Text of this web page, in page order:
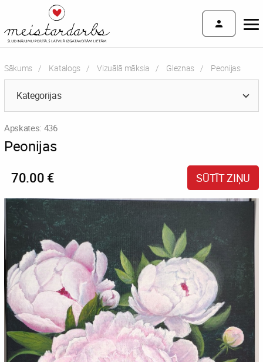
Sākums Katalogs Vizuālā māksla Gleznas Current:
Peonijas
Kategorijas
Apskates: 436
Peonijas
70.00 € SŪTĪT ZIŅU